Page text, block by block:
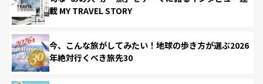
載 MY TRAVEL STORY
今、こんな旅がしてみたい！地球の歩き方が選ぶ2026
年絶対行くべき旅先30